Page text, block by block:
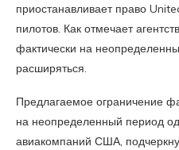
приостанавливает право
пилотов. Как отмечает
фактически на
расширяться.
Предлагаемое ограничение
на неопределенный период
авиакомпаний США,